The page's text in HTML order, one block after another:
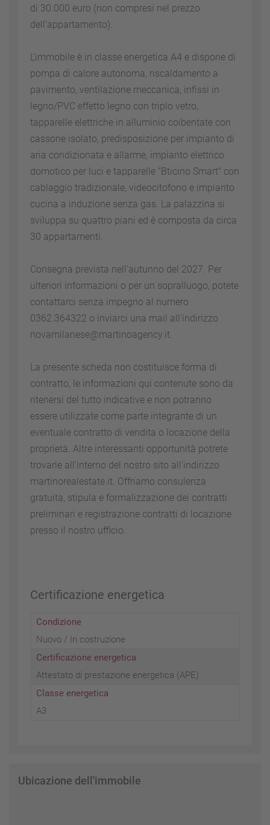
di 30.000 euro (non compresi nel prezzo
dell’appartamento).
L'immobile è in classe energetica A4 e dispone di
pompa di calore autonoma, riscaldamento a
pavimento, ventilazione meccanica, infissi in
legno/PVC effetto legno con triplo vetro,
tapparelle elettriche in alluminio coibentate con
cassone isolato, predisposizione per impianto di
aria condizionata e allarme, impianto elettrico
domotico per luci e tapparelle "Bticino Smart" con
cablaggio tradizionale, videocitofono e impianto
cucina a induzione senza gas. La palazzina si
sviluppa su quattro piani ed è composta da circa
30 appartamenti.
Consegna prevista nell'autunno del 2027. Per
ulteriori informazioni o per un sopralluogo, potete
contattarci senza impegno al numero
0362.364322 o inviarci una mail all’indirizzo
novamilanese@martinoagency.it.
La presente scheda non costituisce forma di
contratto, le informazioni qui contenute sono da
ritenersi del tutto indicative e non potranno
essere utilizzate come parte integrante di un
eventuale contratto di vendita o locazione della
proprietà. Altre interessanti opportunità potrete
trovarle all'interno del nostro sito all'indirizzo
martinorealestate.it. Offriamo consulenza
gratuita, stipula e formalizzazione dei contratti
preliminari e registrazione contratti di locazione
presso il nostro ufficio.
Certificazione energetica
Condizione
Nuovo / In costruzione
Certificazione energetica
Attestato di prestazione energetica (APE)
Classe energetica
A3
Ubicazione dell'immobile